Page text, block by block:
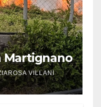
Martignano
VILLANI